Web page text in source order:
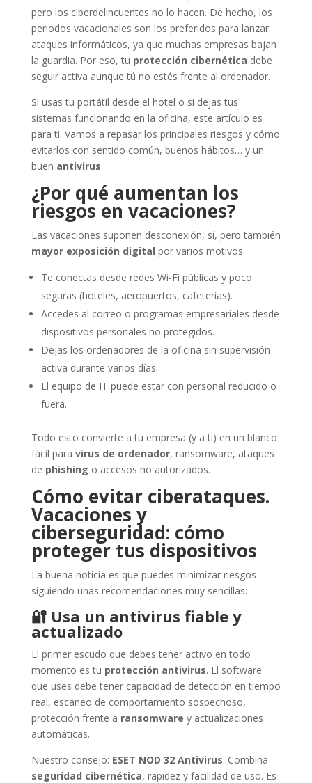
pero los ciberdelincuentes no lo hacen. De hecho, los
periodos vacacionales son los preferidos para lanzar
ataques informáticos, ya que muchas empresas bajan
la guardia. Por eso, tu protección cibernética debe
seguir activa aunque tú no estés frente al ordenador.
Si usas tu portátil desde el hotel o si dejas tus
sistemas funcionando en la oficina, este artículo es
para ti. Vamos a repasar los principales riesgos y cómo
evitarlos con sentido común, buenos hábitos… y un
buen antivirus.
¿Por qué aumentan los
riesgos en vacaciones?
Las vacaciones suponen desconexión, sí, pero también
mayor exposición digital por varios motivos:
Te conectas desde redes Wi-Fi públicas y poco
seguras (hoteles, aeropuertos, cafeterías).
Accedes al correo o programas empresariales desde
dispositivos personales no protegidos.
Dejas los ordenadores de la oficina sin supervisión
activa durante varios días.
El equipo de IT puede estar con personal reducido o
fuera.
Todo esto convierte a tu empresa (y a ti) en un blanco
fácil para virus de ordenador, ransomware, ataques
de phishing o accesos no autorizados.
Cómo evitar ciberataques.
Vacaciones y
ciberseguridad: cómo
proteger tus dispositivos
La buena noticia es que puedes minimizar riesgos
siguiendo unas recomendaciones muy sencillas:
🔐Usa un antivirus fiable y
actualizado
El primer escudo que debes tener activo en todo
momento es tu protección antivirus. El software
que uses debe tener capacidad de detección en tiempo
real, escaneo de comportamiento sospechoso,
protección frente a ransomware y actualizaciones
automáticas.
Nuestro consejo: ESET NOD 32 Antivirus. Combina
seguridad cibernética, rapidez y facilidad de uso. Es